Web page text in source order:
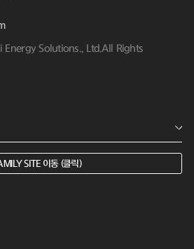
Solutions., Ltd.All Rights
SITE 이동 (클릭)